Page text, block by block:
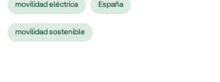
movilidad eléctrica España
movilidad sostenible